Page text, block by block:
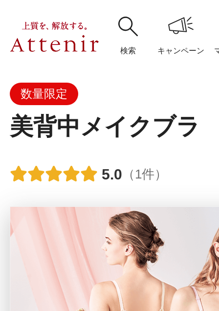
検索 キャンペーン
購入履歴
アテニア
アテニアの「
数量限定
美背中メイクブラ
5.0 （1件）